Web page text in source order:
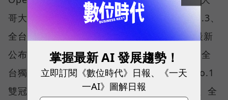
哥大不僅率先奪下「 4G／5G 在線率全球 No.3、
全台 No.1 」國際級榮譽，在 Opensignal 最新
公布的台灣行動網路體驗報告中，更一舉斬獲全
台獨有的「可靠性體驗」與「品質一致性」No.1
雙冠王，同時，包辦全台整體影音體驗 No.1、全
掌握最新 AI 發展趨勢！
立即訂閱《數位時代》日報、《一天
一AI》圖解日報